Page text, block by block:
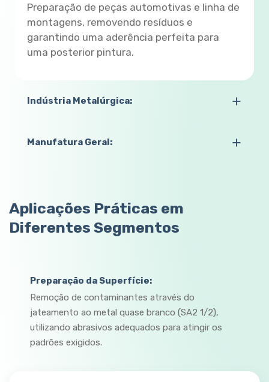
Preparação de peças automotivas e linha de
montagens, removendo resíduos e
garantindo uma aderência perfeita para
uma posterior pintura.
Indústria Metalúrgica:
Manufatura Geral:
Aplicações Práticas em
Diferentes Segmentos
Preparação da Superfície:
Remoção de contaminantes através do
jateamento ao metal quase branco (SA2 1/2),
utilizando abrasivos adequados para atingir os
padrões exigidos.